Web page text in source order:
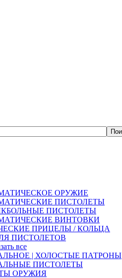
ОРУЖИЕ
ПИСТОЛЕТЫ
ПИСТОЛЕТЫ
ВИНТОВКИ
ПРИЦЕЛЫ / КОЛЬЦА
ПИСТОЛЕТОВ
все
| ХОЛОСТЫЕ ПАТРОНЫ
ПИСТОЛЕТЫ
ОРУЖИЯ